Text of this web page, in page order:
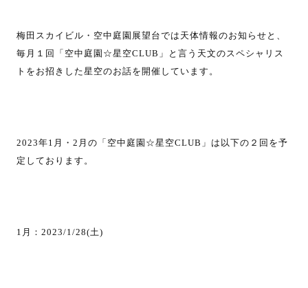
梅田スカイビル・空中庭園展望台では天体情報のお知らせと、
毎月１回「空中庭園☆星空CLUB」と言う天文のスペシャリス
トをお招きした星空のお話を開催しています。
2023年1月・2月の「空中庭園☆星空CLUB」は以下の２回を予
定しております。
1月：2023/1/28(土)